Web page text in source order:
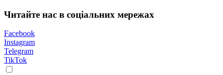
Читайте нас в соціальних мережах
Facebook
Instagram
Telegram
TikTok